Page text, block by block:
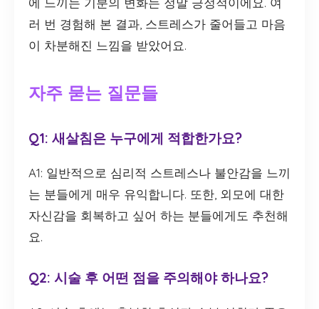
러 번 경험해 본 결과, 스트레스가 줄어들고 마음
이 차분해진 느낌을 받았어요.
자주 묻는 질문들
Q1: 새살침은 누구에게 적합한가요?
A1: 일반적으로 심리적 스트레스나 불안감을 느끼
는 분들에게 매우 유익합니다. 또한, 외모에 대한
자신감을 회복하고 싶어 하는 분들에게도 추천해
요.
Q2: 시술 후 어떤 점을 주의해야 하나요?